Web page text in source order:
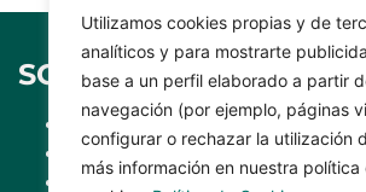
Utilizamos cookies propias y de
analíticos y para mostrarte
base a un perfil elaborado a partir
navegación (por ejemplo, páginas
configurar o rechazar la utilización
más información en nuestra política
SOBRE CASER
Dónde estamos
Teléfonos Caser